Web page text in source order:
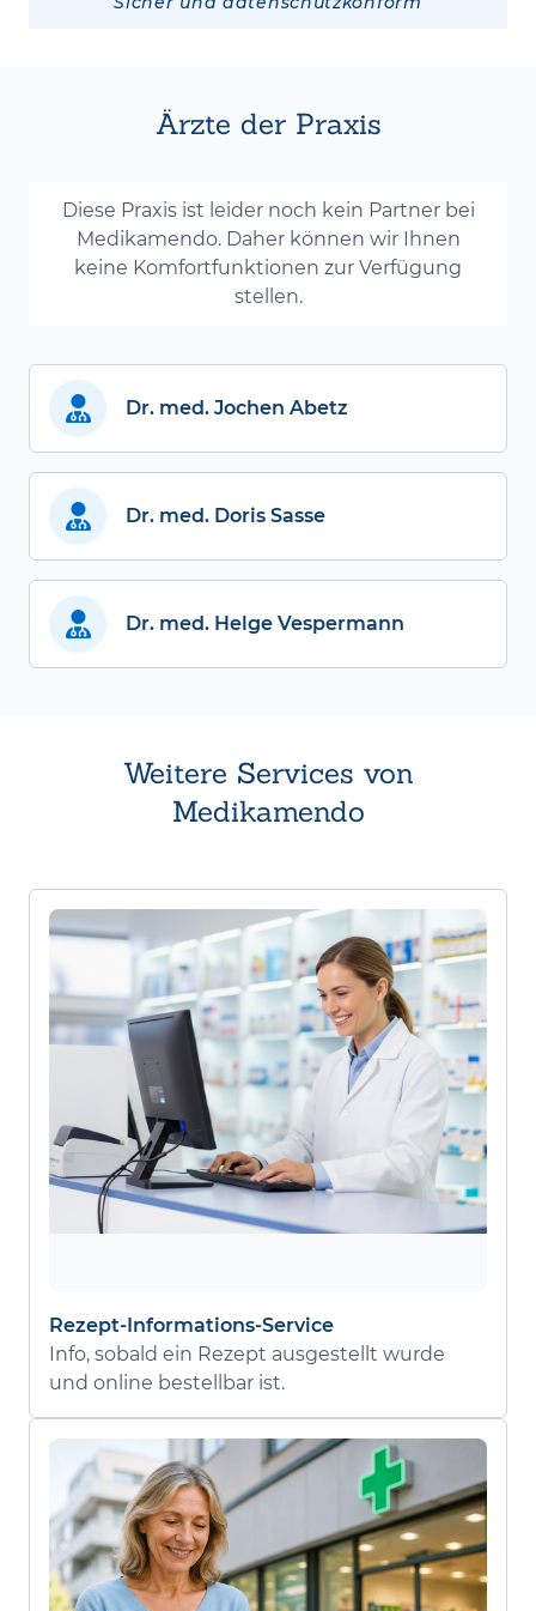
Ärzte der Praxis
Diese Praxis ist leider noch kein Partner bei
Medikamendo. Daher können wir Ihnen
keine Komfortfunktionen zur Verfügung
stellen.
Dr. med. Jochen Abetz
Dr. med. Doris Sasse
Dr. med. Helge Vespermann
Weitere Services von
Medikamendo
Rezept-Informations-Service
Info, sobald ein Rezept ausgestellt wurde
und online bestellbar ist.